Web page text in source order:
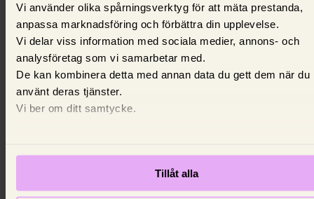
Vi använder olika spårningsverktyg för att mäta prestanda,
anpassa marknadsföring och förbättra din upplevelse.
Vi delar viss information med sociala medier, annons- och
analysföretag som vi samarbetar med.
De kan kombinera detta med annan data du gett dem när du
använt deras tjänster.
Vi ber om ditt samtycke.
Tillåt alla
Medelklass - vad är det och vem
tillhör den?
Din inkomst, ditt yrke och din utbildning är
grundläggande för att avgöra om du tillhör
medelklassen.
16 mars 2026,Louise Thurell